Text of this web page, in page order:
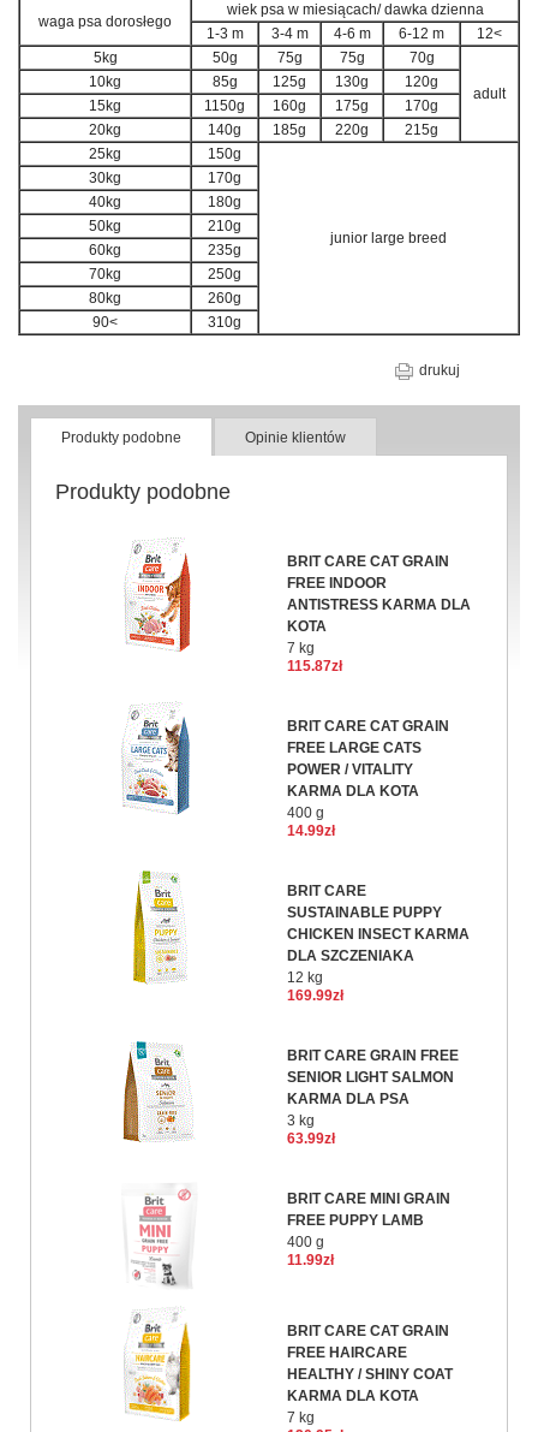
waga psa dorosłego
wiek psa w miesiącach/ dawka dzienna
1-3 m
3-4 m 4-6 m 6-12 m
12<
5kg
50g 75g 75g 70g
adult
10kg 85g 125g 130g
120g
15kg
1150g 160g 175g
170g
20kg
140g 185g 220g
215g
25kg
150g
junior large breed
30kg
170g
40kg
180g
50kg
210g
60kg
235g
70kg
250g
80kg
260g
90<
310g
drukuj
Produkty podobne Opinie klientów
Produkty podobne
BRIT CARE CAT GRAIN
FREE INDOOR
ANTISTRESS KARMA DLA
KOTA
7 kg
115.87zł
BRIT CARE CAT GRAIN
FREE LARGE CATS
POWER / VITALITY
KARMA DLA KOTA
400 g
14.99zł
BRIT CARE
SUSTAINABLE PUPPY
CHICKEN INSECT KARMA
DLA SZCZENIAKA
12 kg
169.99zł
BRIT CARE GRAIN FREE
SENIOR LIGHT SALMON
KARMA DLA PSA
3 kg
63.99zł
BRIT CARE MINI GRAIN
FREE PUPPY LAMB
400 g
11.99zł
BRIT CARE CAT GRAIN
FREE HAIRCARE
HEALTHY / SHINY COAT
KARMA DLA KOTA
7 kg